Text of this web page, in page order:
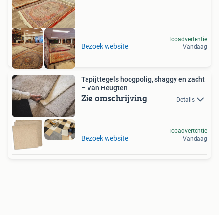
Bezoek website
Topadvertentie
Vandaag
Tapijttegels hoogpolig, shaggy en zacht
– Van Heugten
Zie omschrijving Details
Bezoek website
Topadvertentie
Vandaag